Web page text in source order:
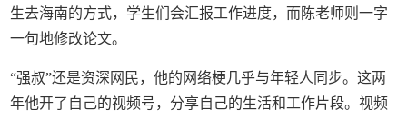
生去海南的方式，学生们会汇报工作进度，而陈老师则一字
一句地修改论文。
“强叔”还是资深网民，他的网络梗几乎与年轻人同步。这两
年他开了自己的视频号，分享自己的生活和工作片段。视频